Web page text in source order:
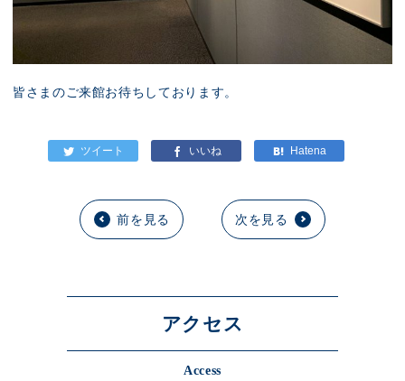
皆さまのご来館お待ちしております。
前を見る 次を見る
アクセス
Access